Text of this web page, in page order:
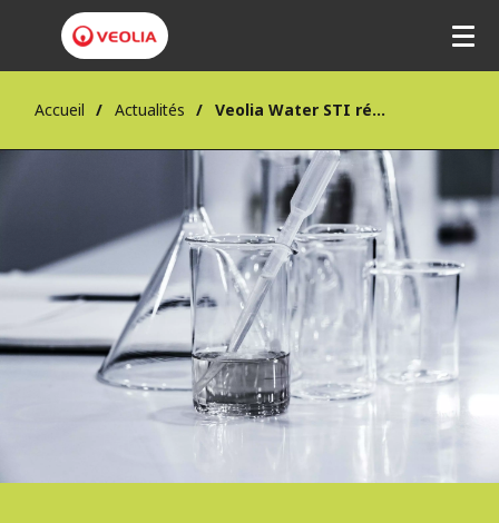
Accueil Actualités Veolia Water STI répond aux besoins en eau d'un nouveau centre de recherche